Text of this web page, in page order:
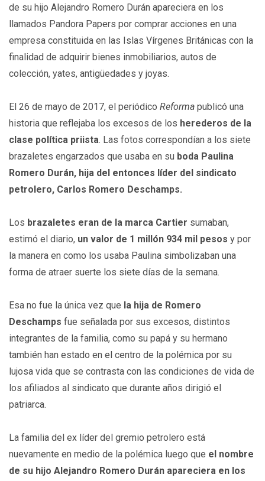
de su hijo Alejandro Romero Durán apareciera en los
llamados Pandora Papers por comprar acciones en una
empresa constituida en las Islas Vírgenes Británicas con la
finalidad de adquirir bienes inmobiliarios, autos de
colección, yates, antigüedades y joyas.
El 26 de mayo de 2017, el periódico Reforma publicó una
historia que reflejaba los excesos de los herederos de la
clase política priista. Las fotos correspondían a los siete
brazaletes engarzados que usaba en su boda Paulina
Romero Durán, hija del entonces líder del sindicato
petrolero, Carlos Romero Deschamps.
Los brazaletes eran de la marca Cartier sumaban,
estimó el diario, un valor de 1 millón 934 mil pesos y por
la manera en como los usaba Paulina simbolizaban una
forma de atraer suerte los siete días de la semana.
Esa no fue la única vez que la hija de Romero
Deschamps fue señalada por sus excesos, distintos
integrantes de la familia, como su papá y su hermano
también han estado en el centro de la polémica por su
lujosa vida que se contrasta con las condiciones de vida de
los afiliados al sindicato que durante años dirigió el
patriarca.
La familia del ex líder del gremio petrolero está
nuevamente en medio de la polémica luego que el nombre
de su hijo Alejandro Romero Durán apareciera en los